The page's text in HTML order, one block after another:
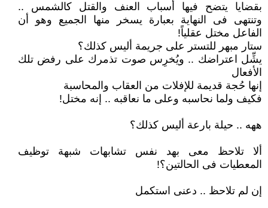
بقضايا يتضح فيها أسباب العنف والقتل كالشمس ..
وتنتهى فى النهاية بعبارة يسخر منها الجميع وهو أن
الفاعل مختل عقلياً!
ستار مبهر للتستر على جريمة أليس كذلك؟
يشِّل اعتراضك .. ويُخرِس صوت تذمرك على رفض تلك
الأفعال
إنها حُجة قديمة للإفلات من العقاب والمحاسبة
فكيف ولما نحاسبه وعلى ما نعاقبه .. إنه مختل!
ههه .. حيلة بارعة أليس كذلك؟
ألا تلاحظ معى بهد نفس تشابهات شبهة توظيف
المعطيات فى الحالتين؟!
إن لم تلاحظ .. دعنى استكمل